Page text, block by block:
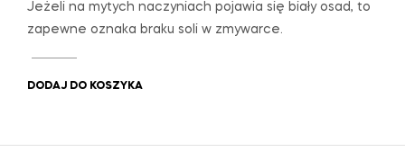
Jeżeli na mytych naczyniach pojawia się biały osad, to
zapewne oznaka braku soli w zmywarce.
DODAJ DO KOSZYKA